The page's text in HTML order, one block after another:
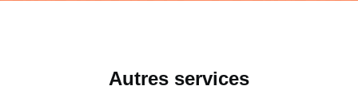
Autres services